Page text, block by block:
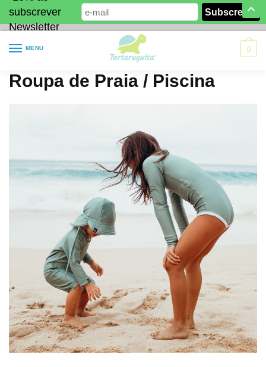
subscrever
Newsletter
MENU 0
Roupa de Praia / Piscina